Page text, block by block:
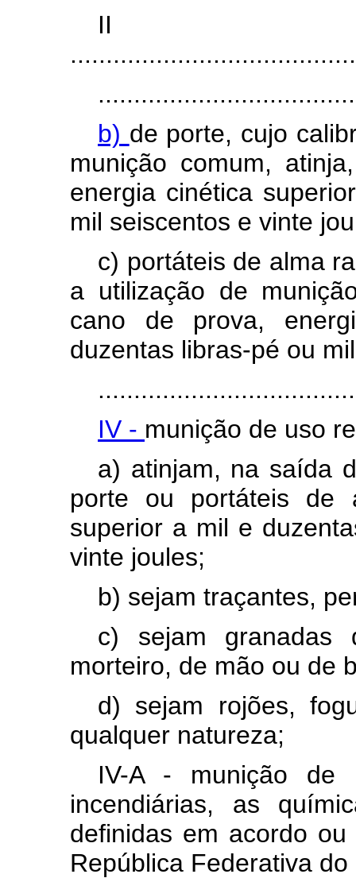
b) de porte, cujo
munição comum,
energia cinética
mil seiscentos e vinte
c) portáteis de alma
a utilização de
cano de prova,
duzentas libras-pé ou
IV - munição de uso
a) atinjam, na saída
porte ou portáteis de
superior a mil e
vinte joules;
b) sejam traçantes,
c) sejam granadas
morteiro, de mão ou de
d) sejam rojões,
qualquer natureza;
IV-A - munição de
incendiárias, as
definidas em acordo
República Federativa